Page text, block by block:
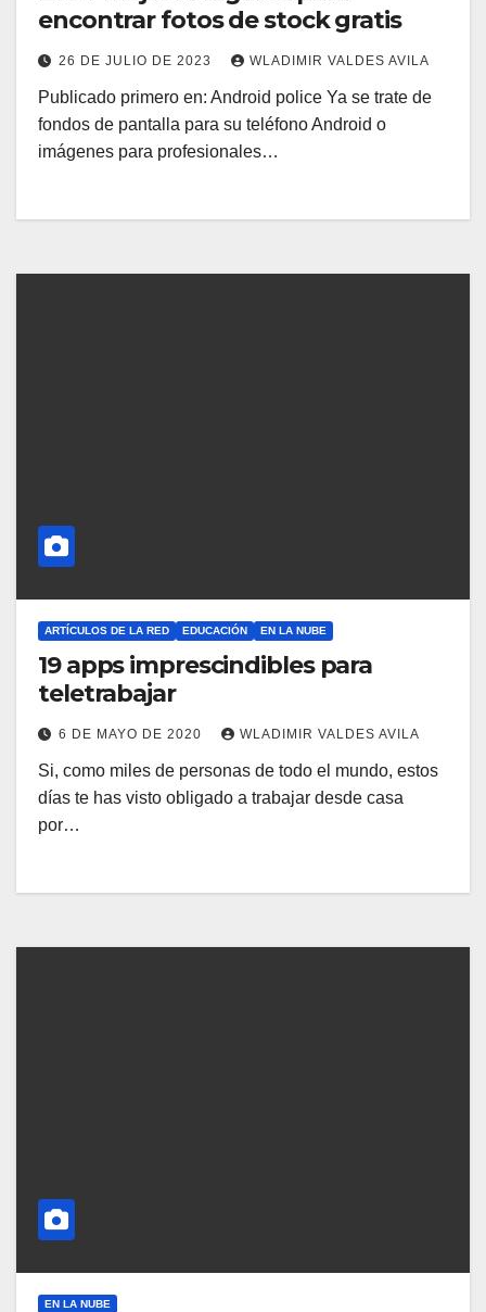
encontrar fotos de stock gratis
26 DE JULIO DE 2023 WLADIMIR VALDES AVILA
Publicado primero en: Android police Ya se trate de
fondos de pantalla para su teléfono Android o
imágenes para profesionales…
ARTÍCULOS DE LA RED EDUCACIÓN EN LA NUBE
19 apps imprescindibles para
teletrabajar
6 DE MAYO DE 2020 WLADIMIR VALDES AVILA
Si, como miles de personas de todo el mundo, estos
días te has visto obligado a trabajar desde casa
por…
EN LA NUBE